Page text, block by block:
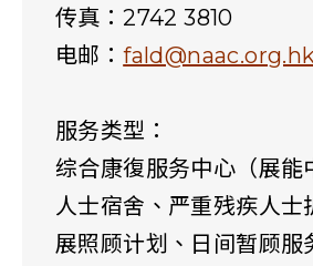
传真：2742 3810
电邮：
服务类型：
综合康復服务中心（展能
人士宿舍、严重残疾人士
展照顾计划、日间暂顾服